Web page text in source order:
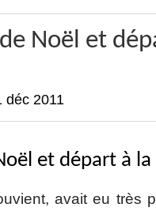
Noël et
déc 2011
et départ à
avait eu très